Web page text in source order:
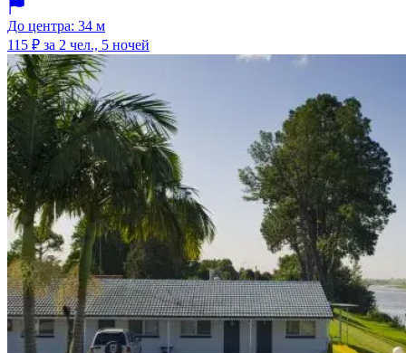
До центра: 34 м
115 ₽ за 2 чел., 5 ночей